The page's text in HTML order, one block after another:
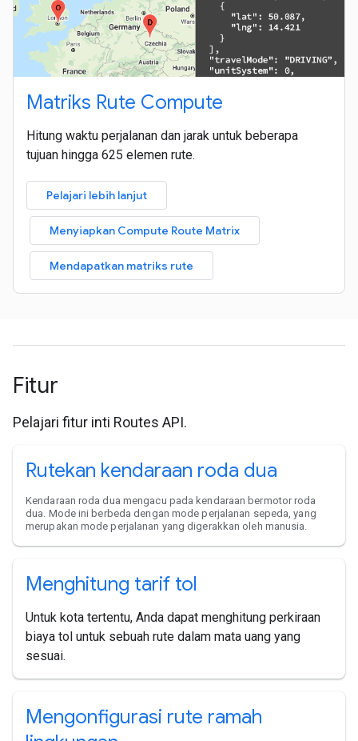
Matriks Rute Compute
Hitung waktu perjalanan dan jarak untuk beberapa
tujuan hingga 625 elemen rute.
Pelajari lebih lanjut
Menyiapkan Compute Route Matrix
Mendapatkan matriks rute
Fitur
Pelajari fitur inti Routes API.
Rutekan kendaraan roda dua
Kendaraan roda dua mengacu pada kendaraan bermotor roda
dua. Mode ini berbeda dengan mode perjalanan sepeda, yang
merupakan mode perjalanan yang digerakkan oleh manusia.
Menghitung tarif tol
Untuk kota tertentu, Anda dapat menghitung perkiraan
biaya tol untuk sebuah rute dalam mata uang yang
sesuai.
Mengonfigurasi rute ramah